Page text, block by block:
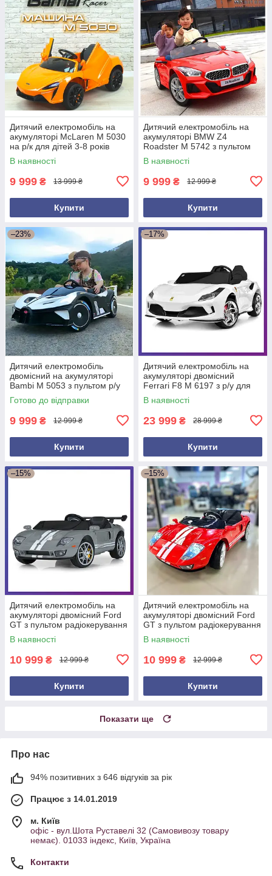
Дитячий електромобіль на
акумуляторі McLaren M 5030
на р/к для дітей 3-8 років
автопофарбування
жовтогарячий
В наявності
9 999 ₴ 13 999 ₴
Купити
Дитячий електромобіль на
акумуляторі BMW Z4
Roadster M 5742 з пультом
для дітей 3-8 років Червоний
В наявності
9 999 ₴ 12 999 ₴
Купити
–23%
Дитячий електромобіль
двомісний на акумуляторі
Bambi M 5053 з пультом р/у
для дітей 3-8 років Білий
Готово до відправки
9 999 ₴ 12 999 ₴
Купити
–17%
Дитячий електромобіль на
акумуляторі двомісний
Ferrari F8 M 6197 з р/у для
дітей 3-8 років Білий
В наявності
23 999 ₴ 28 999 ₴
Купити
–15%
Дитячий електромобіль на
акумуляторі двомісний Ford
GT з пультом радіокерування
для дітей 3-8 років Сірий
В наявності
10 999 ₴ 12 999 ₴
Купити
–15%
Дитячий електромобіль на
акумуляторі двомісний Ford
GT з пультом радіокерування
для дітей 3-8 років Червоний
В наявності
10 999 ₴ 12 999 ₴
Купити
Показати ще
Про нас
94% позитивних з 646 відгуків за рік
Працює з 14.01.2019
м. Київ
офіс - вул.Шота Руставелі 32 (Самовивозу товару
немає). 01033 індекс, Київ, Україна
Контакти